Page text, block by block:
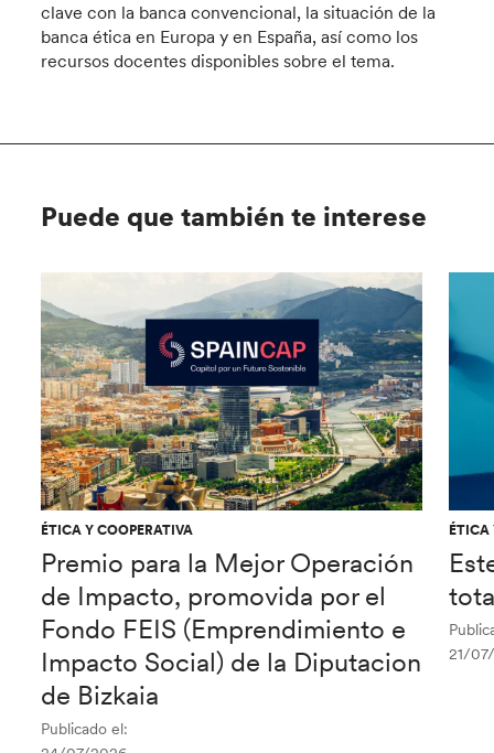
clave con la banca convencional, la situación de la
banca ética en Europa y en España, así como los
recursos docentes disponibles sobre el tema.
Puede que también te interese
ÉTICA Y COOPERATIVA
Premio para la Mejor Operación
de Impacto, promovida por el
Fondo FEIS (Emprendimiento e
Impacto Social) de la Diputacion
de Bizkaia
Publicado el:
ÉTICA
21/